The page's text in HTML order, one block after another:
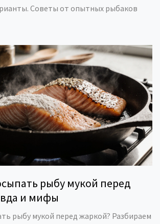
Советы от опытных рыбаков
рыбу мукой перед
и мифы
рыбу мукой перед жаркой? Разбираем